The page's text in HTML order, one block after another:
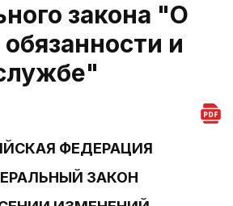
закона "О
и
ФЕДЕРАЦИЯ
ЗАКОН